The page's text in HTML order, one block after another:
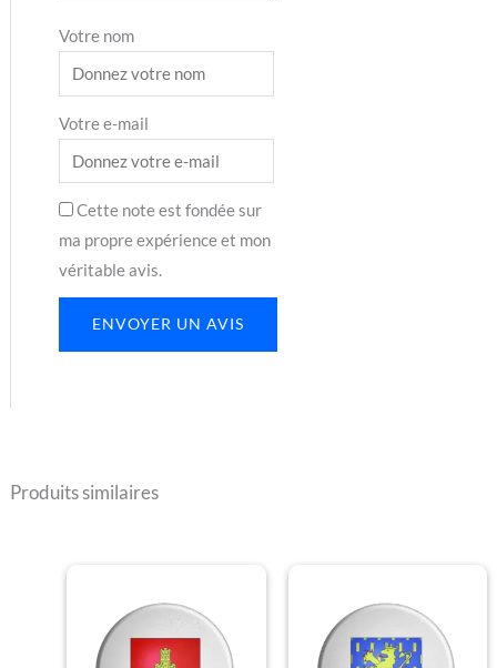
Votre nom
Votre e-mail
Cette note est fondée sur
ma propre expérience et mon
véritable avis.
ENVOYER UN AVIS
Produits similaires
prix :
€1.30
produit
prix :
€1.30
à
produit
a